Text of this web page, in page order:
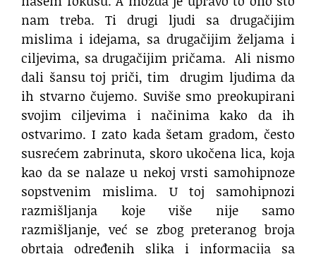
nam treba. Ti drugi ljudi sa drugačijim
mislima i idejama, sa drugačijim željama i
ciljevima, sa drugačijim pričama. Ali nismo
dali šansu toj priči, tim drugim ljudima da
ih stvarno čujemo. Suviše smo preokupirani
svojim ciljevima i načinima kako da ih
ostvarimo. I zato kada šetam gradom, često
susrećem zabrinuta, skoro ukočena lica, koja
kao da se nalaze u nekoj vrsti samohipnoze
sopstvenim mislima. U toj samohipnozi
razmišljanja koje više nije samo
razmišljanje, već se zbog preteranog broja
obrtaja određenih slika i informacija sa